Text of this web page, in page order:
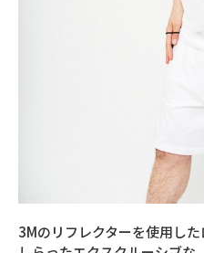
3Mのリフレクターを使用し